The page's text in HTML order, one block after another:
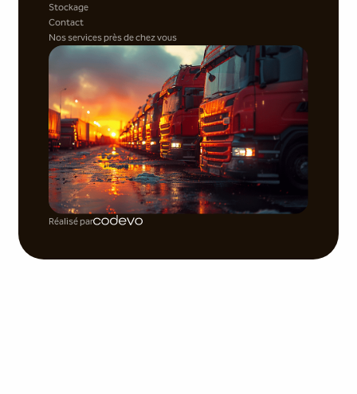
Stockage
Contact
Nos services près de chez vous
Réalisé par